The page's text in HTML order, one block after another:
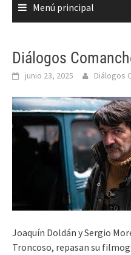
Menú principal
Diálogos
junio 23, 2025 Diálogos
Joaquín Doldán y Sergio
Troncoso, repasan su